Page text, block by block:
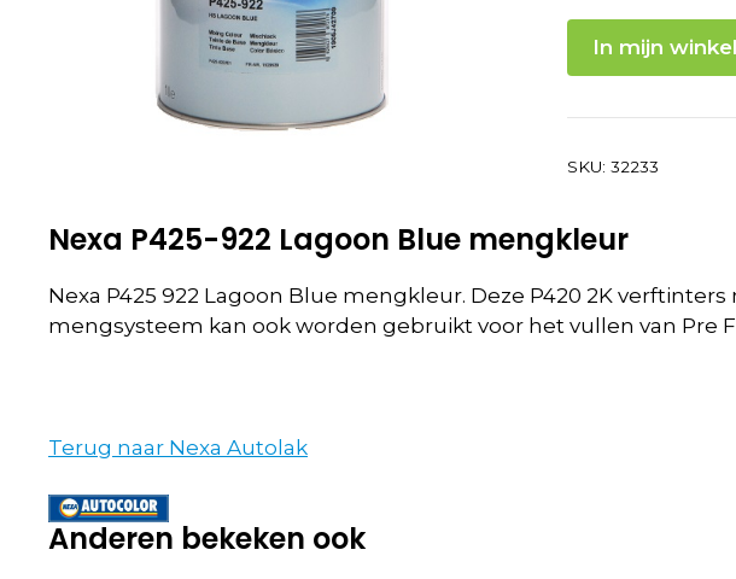
In mijn
SKU: 32233
Nexa P425-922 Lagoon Blue mengkleur
Nexa P425 922 Lagoon Blue mengkleur. Deze P420 2K
mengsysteem kan ook worden gebruikt voor het vullen van Pre
Terug naar Nexa Autolak
Anderen bekeken ook